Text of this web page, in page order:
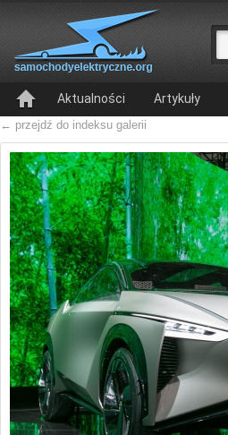
Aktualności Artykuły
← przejdź do indeksu galerii